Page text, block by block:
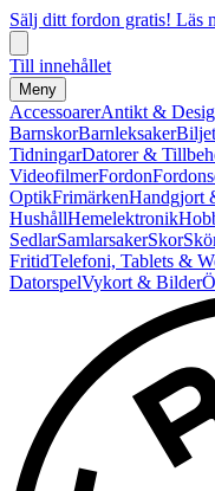
Sälj ditt fordon gratis! Läs
Till innehållet
Meny
AccessoarerAntikt &
BarnskorBarnleksaker
TidningarDatorer &
VideofilmerFordon
OptikFrimärkenHandgjort
HushållHemelektronik
SedlarSamlarsakerSkor
FritidTelefoni, Tablets &
DatorspelVykort & Bilder